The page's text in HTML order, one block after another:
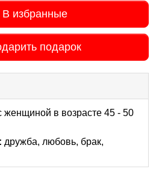
В избранные
подарок
женщиной в возрасте 45 - 50
дружба, любовь, брак,